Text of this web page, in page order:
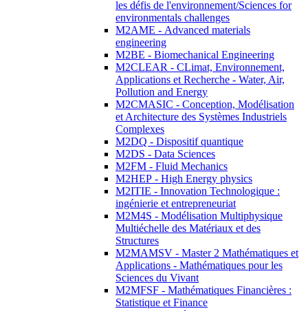
les défis de l'environnement/Sciences for
environmentals challenges
M2AME - Advanced materials
engineering
M2BE - Biomechanical Engineering
M2CLEAR - CLimat, Environnement,
Applications et Recherche - Water, Air,
Pollution and Energy
M2CMASIC - Conception, Modélisation
et Architecture des Systèmes Industriels
Complexes
M2DQ - Dispositif quantique
M2DS - Data Sciences
M2FM - Fluid Mechanics
M2HEP - High Energy physics
M2ITIE - Innovation Technologique :
ingénierie et entrepreneuriat
M2M4S - Modélisation Multiphysique
Multiéchelle des Matériaux et des
Structures
M2MAMSV - Master 2 Mathématiques et
Applications - Mathématiques pour les
Sciences du Vivant
M2MFSF - Mathématiques Financières :
Statistique et Finance